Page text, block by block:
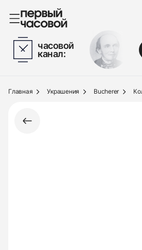
Часы
Украшения
Под заказ
Поиск по сайту
часовой
канал:
Главная Украшения Bucherer